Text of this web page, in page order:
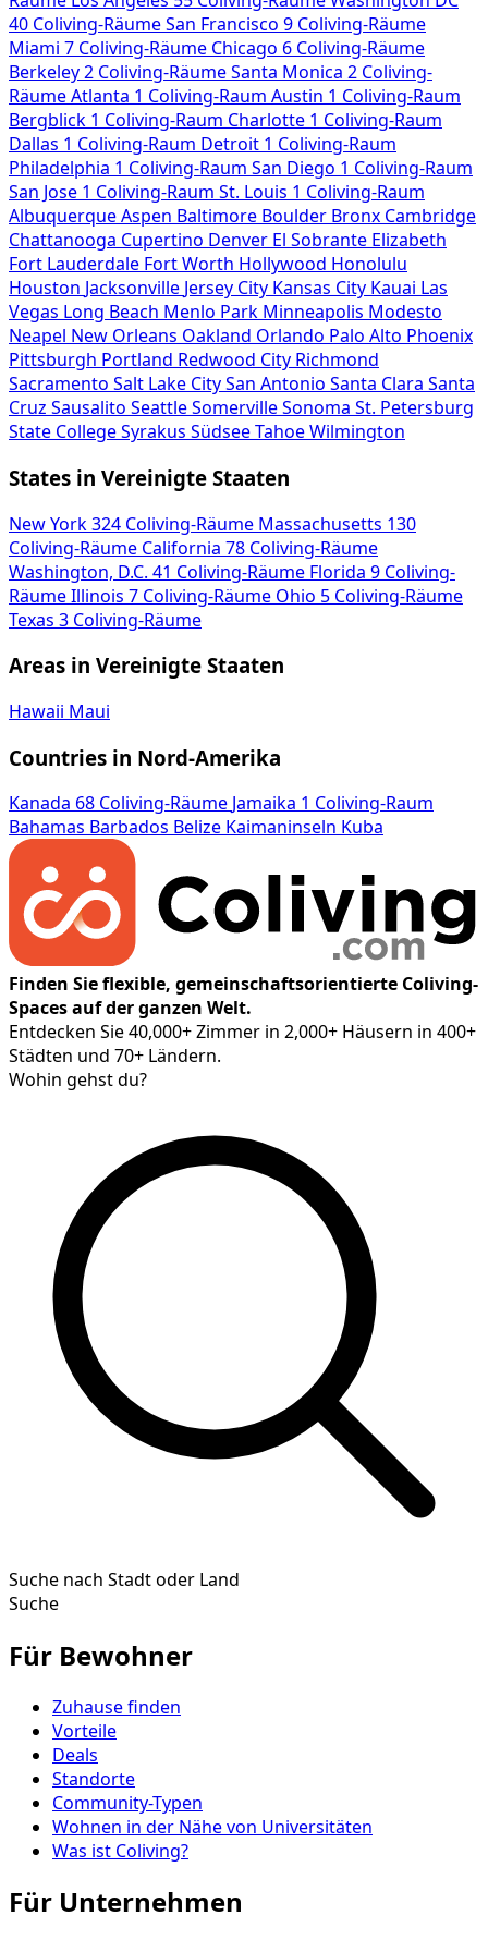
40 Coliving-RäumeSan Francisco 9 Coliving-Räume
Miami 7 Coliving-Räume Chicago 6 Coliving-Räume
Berkeley2 Coliving-RäumeSanta Monica 2 Coliving-
RäumeAtlanta 1 Coliving-Raum Austin 1 Coliving-Raum
Bergblick 1 Coliving-Raum Charlotte 1 Coliving-Raum
Dallas 1 Coliving-Raum Detroit 1 Coliving-Raum
Philadelphia 1 Coliving-Raum San Diego 1 Coliving-Raum
San Jose 1 Coliving-Raum St. Louis 1 Coliving-Raum
AlbuquerqueAspen Baltimore Boulder Bronx Cambridge
Chattanooga Cupertino Denver El Sobrante Elizabeth
Fort Lauderdale Fort Worth Hollywood Honolulu
Houston Jacksonville Jersey City Kansas City Kauai Las
Vegas Long Beach Menlo Park Minneapolis Modesto
Neapel New Orleans Oakland Orlando Palo Alto Phoenix
Pittsburgh Portland Redwood City Richmond
Sacramento Salt Lake CitySan Antonio Santa Clara Santa
Cruz Sausalito SeattleSomervilleSonoma St. Petersburg
State CollegeSyrakus Südsee TahoeWilmington
States in Vereinigte Staaten
New York324 Coliving-Räume Massachusetts 130
Coliving-Räume California 78 Coliving-Räume
Washington, D.C. 41 Coliving-Räume Florida 9 Coliving-
RäumeIllinois 7 Coliving-Räume Ohio 5 Coliving-Räume
Texas 3 Coliving-Räume
Areas in Vereinigte Staaten
Hawaii Maui
Countries in Nord-Amerika
Kanada 68 Coliving-Räume Jamaika 1 Coliving-Raum
Bahamas Barbados Belize Kaimaninseln Kuba
Finden Sie flexible, gemeinschaftsorientierte Coliving-
Spaces auf der ganzen Welt.
Entdecken Sie 40,000+ Zimmer in 2,000+ Häusern in 400+
Städten und 70+ Ländern.
Wohin gehst du?
Suche nach Stadt oder Land
Suche
Für Bewohner
Zuhause finden
Vorteile
Deals
Standorte
Community-Typen
Wohnen in der Nähe von Universitäten
Was ist Coliving?
Für Unternehmen